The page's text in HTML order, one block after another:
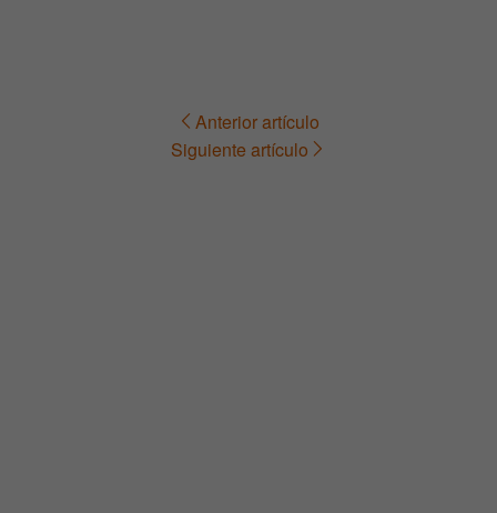
Navegación Anterior artículo
Siguiente artículo